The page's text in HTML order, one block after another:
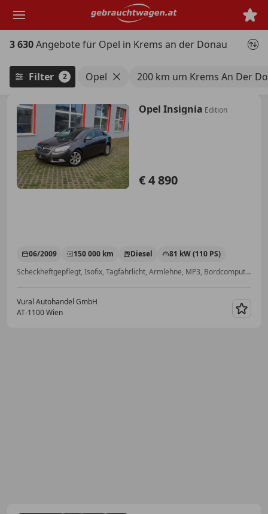
Hauptinhalt
3 630Angebote für Opel in Krems an der Donau
Filter 2 Opel 200 km um Krems An Der
Opel Insignia Edition
€ 4 890
06/2009 150 000 km Diesel
81 kW (110 PS)
Scheckheftgepflegt, Isofix, Tagfahrlicht, Armlehne, MP3, Bordcomputer, Traktionskontrolle, Elektrische Fensterheber
Vural Autohandel GmbH
AT-1100 Wien